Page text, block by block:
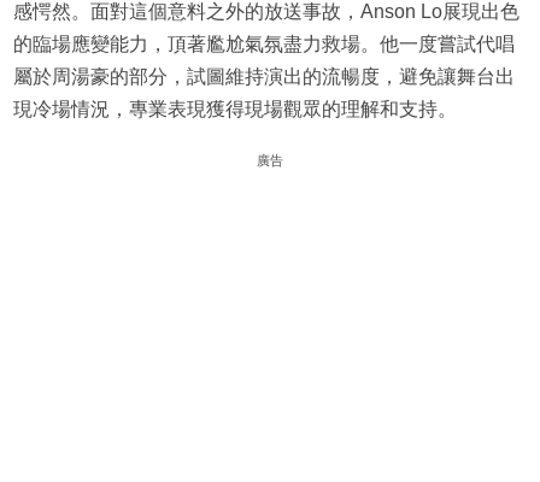
感愕然。面對這個意料之外的放送事故，Anson Lo展現出色
的臨場應變能力，頂著尷尬氣氛盡力救場。他一度嘗試代唱
屬於周湯豪的部分，試圖維持演出的流暢度，避免讓舞台出
現冷場情況，專業表現獲得現場觀眾的理解和支持。
廣告